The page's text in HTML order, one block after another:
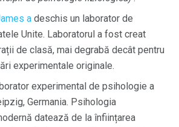
a deschis un laborator de
Unite. Laboratorul a fost creat
de clasă, mai degrabă decât pentru
experimentale originale.
experimental de psihologie a
Germania. Psihologia
datează de la înființarea